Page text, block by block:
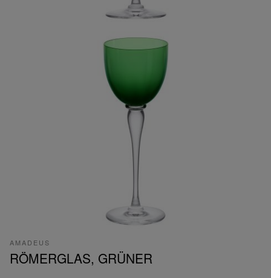
AMADEUS
RÖMERGLAS, GRÜNER